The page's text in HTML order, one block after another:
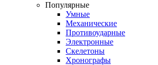
Популярные
Умные
Механические
Противоударные
Электронные
Скелетоны
Хронографы